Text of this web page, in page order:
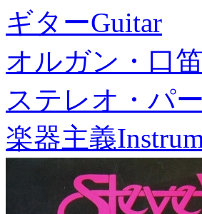
ギターGuitar
オルガン・口笛
ステレオ・パ
楽器主義